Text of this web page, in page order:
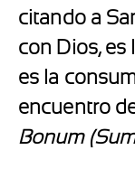
citando a
con Dios, es
es la
encuentro
Bonum